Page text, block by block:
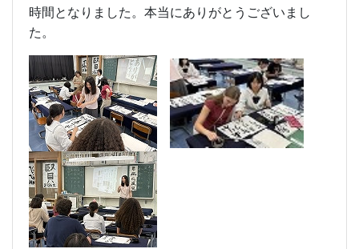
時間となりました。本当にありがとうございまし
た。